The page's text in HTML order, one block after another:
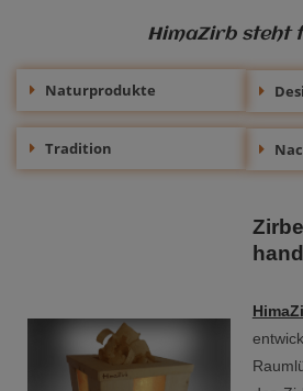
HimaZirb steht
Naturprodukte
Tradition